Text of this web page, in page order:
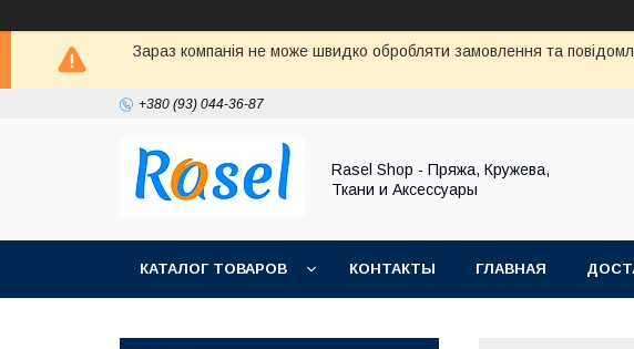
Зараз компанія не може швидко обробляти замовлення та
+380 (93) 044-36-87
Rasel Shop - Пряжа, Кружева,
Ткани и Аксессуары
КАТАЛОГ ТОВАРОВ КОНТАКТЫ ГЛАВНАЯ